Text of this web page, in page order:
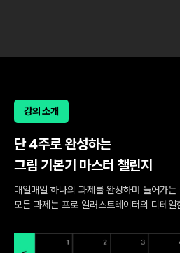
강의 소개
단 4주로 완성하는
그림 기본기 마스터 챌린지
매일매일 하나의 과제를 완성하며 늘어가
모든 과제는 프로 일러스트레이터의 디테